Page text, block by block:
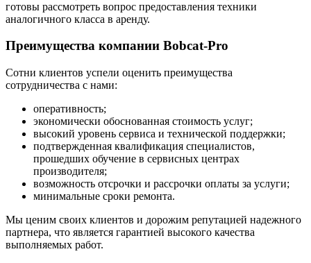
готовы рассмотреть вопрос предоставления техники
аналогичного класса в аренду.
Преимущества компании Bobcat-Pro
Сотни клиентов успели оценить преимущества
сотрудничества с нами:
оперативность;
экономически обоснованная стоимость услуг;
высокий уровень сервиса и технической поддержки;
подтвержденная квалификация специалистов,
прошедших обучение в сервисных центрах
производителя;
возможность отсрочки и рассрочки оплаты за услуги;
минимальные сроки ремонта.
Мы ценим своих клиентов и дорожим репутацией надежного
партнера, что является гарантией высокого качества
выполняемых работ.